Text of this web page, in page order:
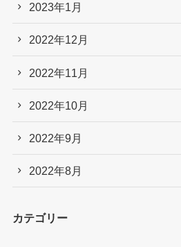
2023年1月
2022年12月
2022年11月
2022年10月
2022年9月
2022年8月
カテゴリー